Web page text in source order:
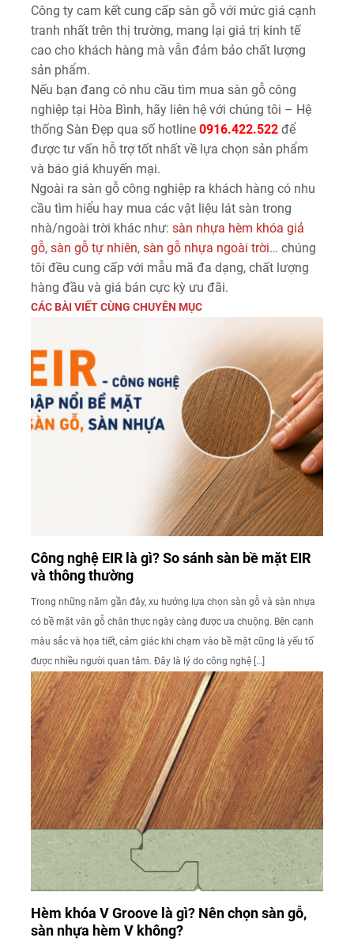
Công ty cam kết cung cấp sàn gỗ với mức giá cạnh
tranh nhất trên thị trường, mang lại giá trị kinh tế
cao cho khách hàng mà vẫn đảm bảo chất lượng
sản phẩm.
Nếu bạn đang có nhu cầu tìm mua sàn gỗ công
nghiệp tại Hòa Bình, hãy liên hệ với chúng tôi – Hệ
thống Sàn Đẹp qua số hotline 0916.422.522 để
được tư vấn hỗ trợ tốt nhất về lựa chọn sản phẩm
và báo giá khuyến mại.
Ngoài ra sàn gỗ công nghiệp ra khách hàng có nhu
cầu tìm hiểu hay mua các vật liệu lát sàn trong
nhà/ngoài trời khác như: sàn nhựa hèm khóa giả
gỗ, sàn gỗ tự nhiên, sàn gỗ nhựa ngoài trời… chúng
tôi đều cung cấp với mẫu mã đa dạng, chất lượng
hàng đầu và giá bán cực kỳ ưu đãi.
CÁC BÀI VIẾT CÙNG CHUYÊN MỤC
Công nghệ EIR là gì? So sánh sàn bề mặt EIR
và thông thường
Trong những năm gần đây, xu hướng lựa chọn sàn gỗ và sàn nhựa
có bề mặt vân gỗ chân thực ngày càng được ưa chuộng. Bên cạnh
màu sắc và họa tiết, cảm giác khi chạm vào bề mặt cũng là yếu tố
được nhiều người quan tâm. Đây là lý do công nghệ […]
Hèm khóa V Groove là gì? Nên chọn sàn gỗ,
sàn nhựa hèm V không?